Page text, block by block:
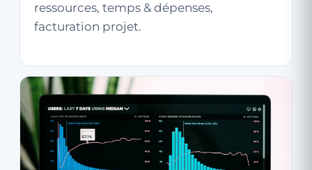
ressources, temps & dépenses,
facturation projet.